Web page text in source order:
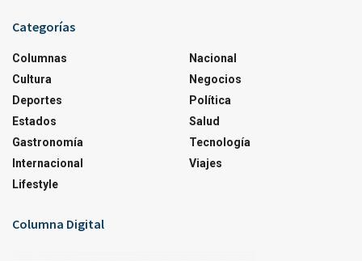
Categorías
Columnas
Cultura
Deportes
Estados
Gastronomía
Internacional
Lifestyle
Nacional
Negocios
Política
Salud
Tecnología
Viajes
Columna Digital